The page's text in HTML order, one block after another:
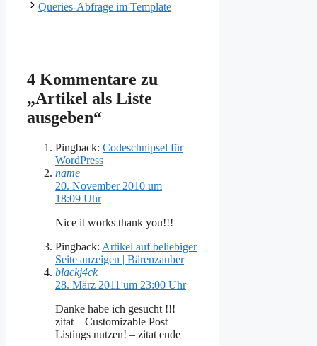
Queries-Abfrage im Template
4 Kommentare zu
„Artikel als Liste
ausgeben“
Pingback: Codeschnipsel für
WordPress
name
20. November 2010 um
18:09 Uhr
Nice it works thank you!!!
Pingback: Artikel auf beliebiger
Seite anzeigen | Bärenzauber
blackj4ck
28. März 2011 um 23:00 Uhr
Danke habe ich gesucht !!!
zitat – Customizable Post
Listings nutzen! – zitat ende